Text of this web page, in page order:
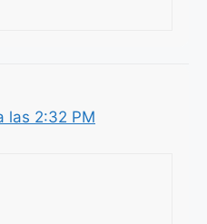
las 2:32 PM